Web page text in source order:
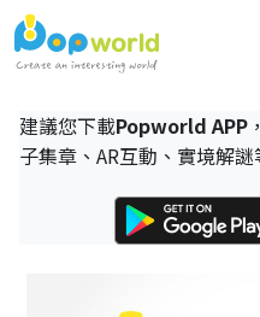
建議您下載Popworld APP
子集章、AR互動、實境解謎